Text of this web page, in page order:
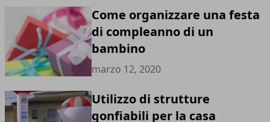
Come organizzare una festa
di compleanno di un
bambino
marzo 12, 2020
Utilizzo di strutture
gonfiabili per la casa